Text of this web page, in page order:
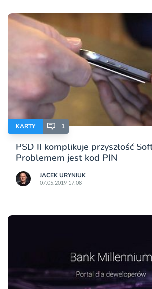
KARTY 1
PSD II komplikuje przyszłość
Problemem jest kod PIN
JACEK URYNIUK
07.05.2019 17:08